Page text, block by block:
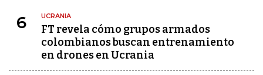
6 UCRANIA
FT revela cómo grupos armados
colombianos buscan entrenamiento
en drones en Ucrania